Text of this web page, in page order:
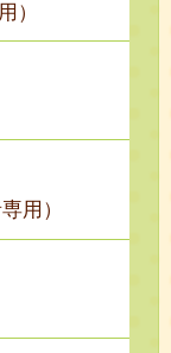
）
用）